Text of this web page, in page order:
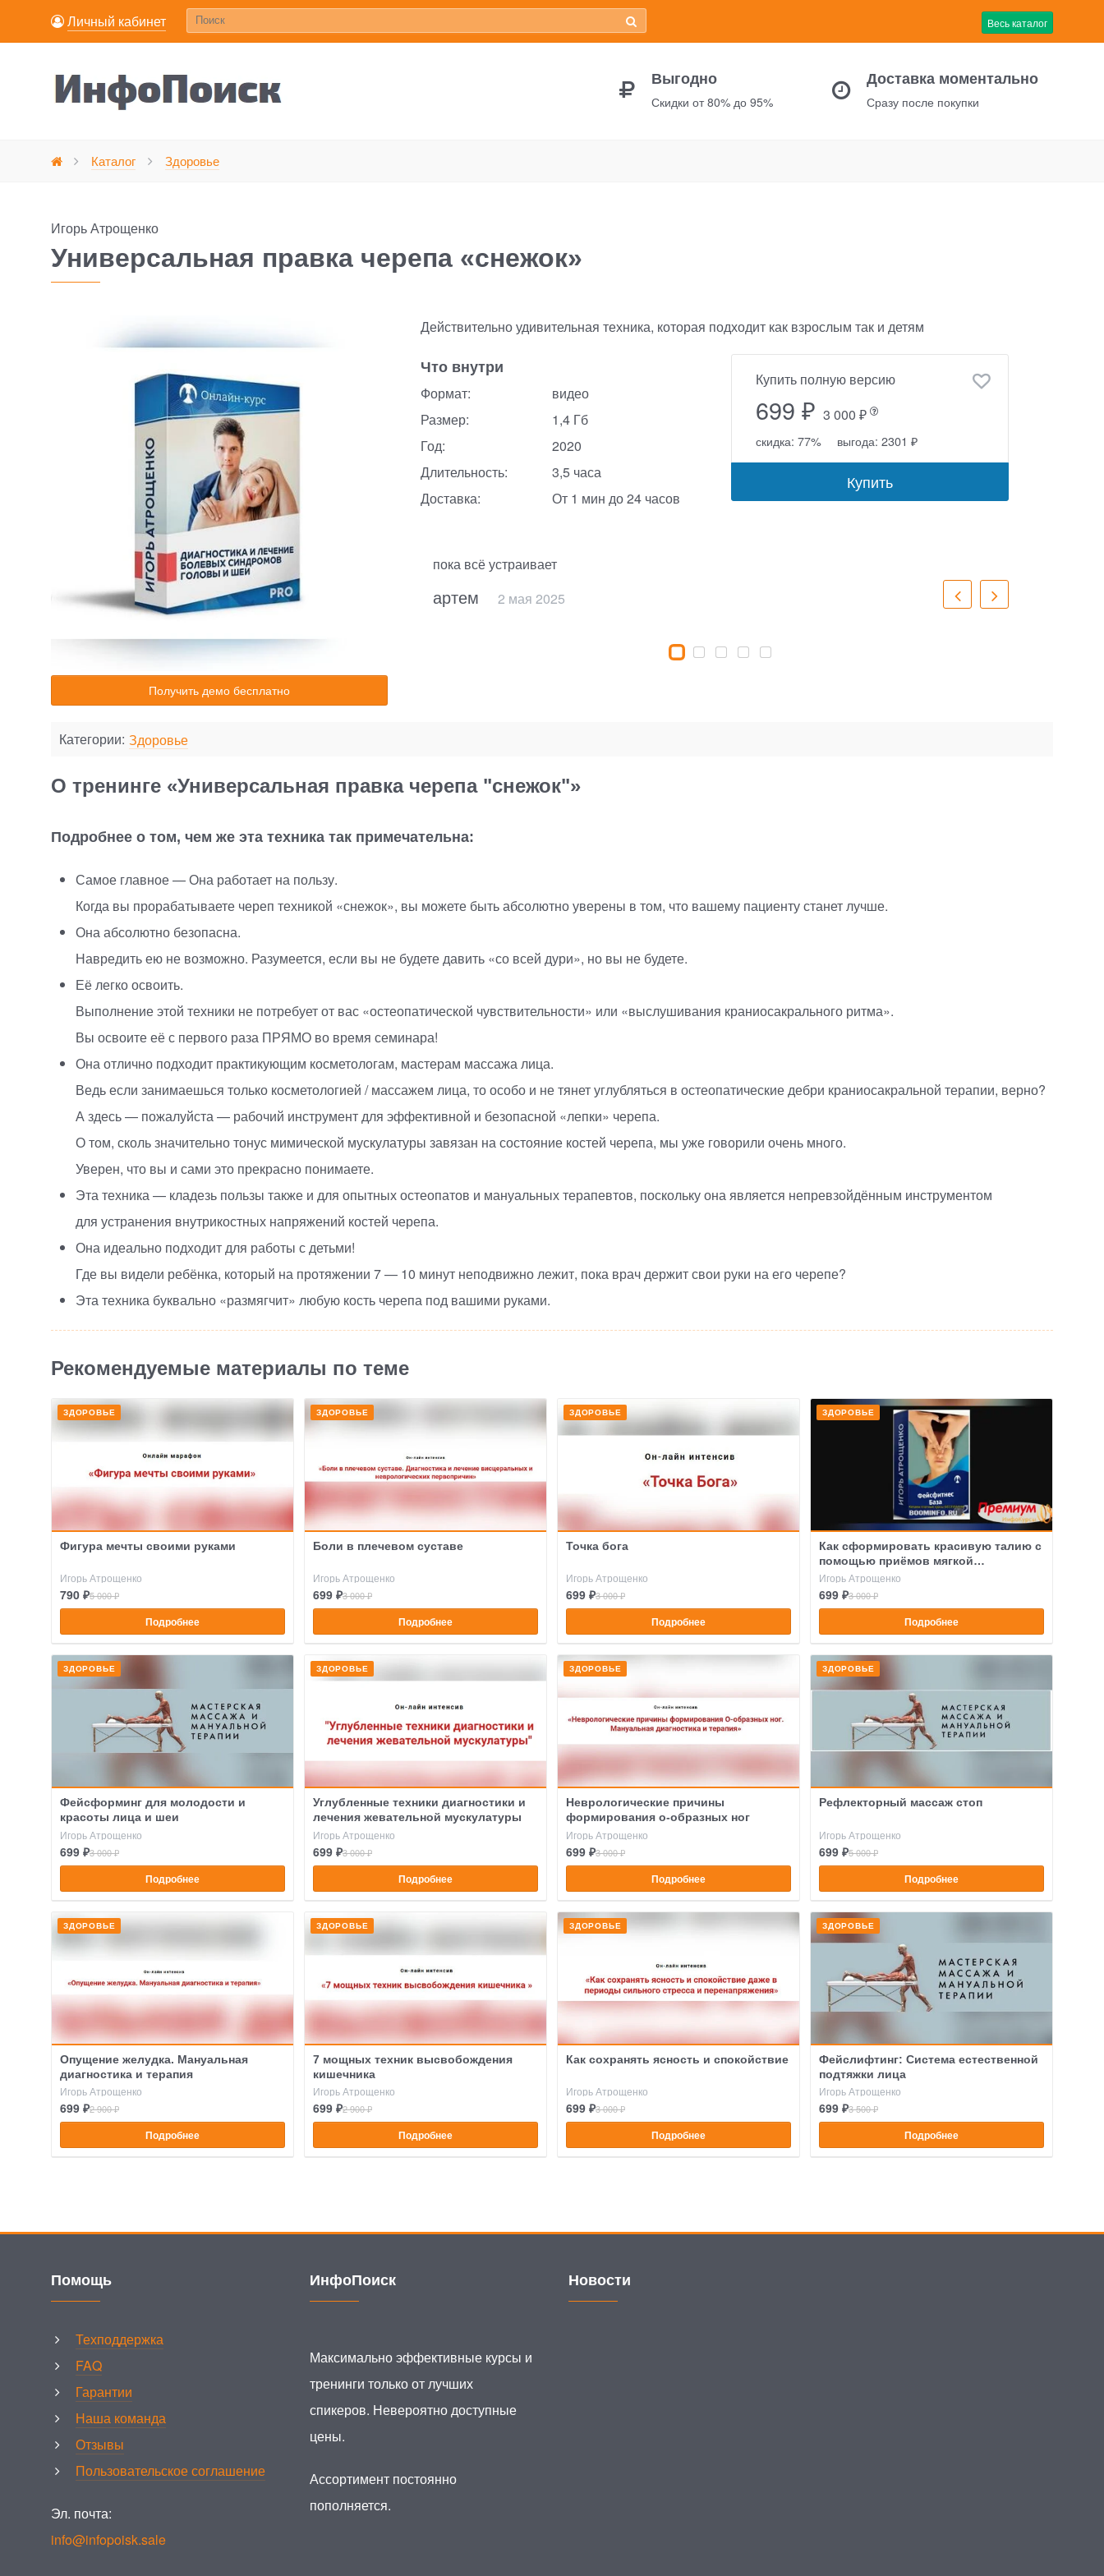
Личный кабинет Весь каталог
Выгодно
Скидки от 80% до 95%
Доставка моментально
Сразу после покупки
Каталог Здоровье
Игорь Атрощенко
Универсальная правка черепа «снежок»
Получить демо бесплатно
Действительно удивительная техника, которая подходит как взрослым так и детям
Купить полную версию
699 ₽ 3 000 ₽
скидка: 77% выгода: 2301 ₽
Купить
Что внутри
Формат:
видео
Размер:
1,4 Гб
Год:
2020
Длительность:
3,5 часа
Доставка:
От 1 мин до 24 часов
пока всё устраивает
артем 2 мая 2025
14 февраля 2025
22 января 2025
28 декабря 2025
Категории: Здоровье
О тренинге «Универсальная правка черепа "снежок"»
Подробнее о том, чем же эта техника так примечательна:
Самое главное — Она работает на пользу.
Когда вы прорабатываете череп техникой «снежок», вы можете быть абсолютно уверены в том, что вашему пациенту станет лучше.
Она абсолютно безопасна.
Навредить ею не возможно. Разумеется, если вы не будете давить «со всей дури», но вы не будете.
Её легко освоить.
Выполнение этой техники не потребует от вас «остеопатической чувствительности» или «выслушивания краниосакрального ритма».
Вы освоите её с первого раза ПРЯМО во время семинара!
Она отлично подходит практикующим косметологам, мастерам массажа лица.
Ведь если занимаешься только косметологией / массажем лица, то особо и не тянет углубляться в остеопатические дебри краниосакральной терапии, верно?
А здесь — пожалуйста — рабочий инструмент для эффективной и безопасной «лепки» черепа.
О том, сколь значительно тонус мимической мускулатуры завязан на состояние костей черепа, мы уже говорили очень много.
Уверен, что вы и сами это прекрасно понимаете.
Эта техника — кладезь пользы также и для опытных остеопатов и мануальных терапевтов, поскольку она является непревзойдённым инструментом
для устранения внутрикостных напряжений костей черепа.
Она идеально подходит для работы с детьми!
Где вы видели ребёнка, который на протяжении 7 — 10 минут неподвижно лежит, пока врач держит свои руки на его черепе?
Эта техника буквально «размягчит» любую кость черепа под вашими руками.
Рекомендуемые материалы по теме
ЗДОРОВЬЕ
Фигура мечты своими руками
Игорь Атрощенко
790 ₽5 000 ₽
Подробнее
ЗДОРОВЬЕ
Боли в плечевом суставе
Игорь Атрощенко
699 ₽3 000 ₽
Подробнее
ЗДОРОВЬЕ
Точка бога
Игорь Атрощенко
699 ₽3 000 ₽
Подробнее
ЗДОРОВЬЕ
Как сформировать красивую талию с
помощью приёмов мягкой
мануальной терапии
Игорь Атрощенко
699 ₽3 000 ₽
Подробнее
ЗДОРОВЬЕ
Фейсформинг для молодости и
красоты лица и шеи
Игорь Атрощенко
699 ₽3 000 ₽
Подробнее
ЗДОРОВЬЕ
Углубленные техники диагностики и
лечения жевательной мускулатуры
Игорь Атрощенко
699 ₽3 000 ₽
Подробнее
ЗДОРОВЬЕ
Неврологические причины
формирования о-образных ног
Игорь Атрощенко
699 ₽3 000 ₽
Подробнее
ЗДОРОВЬЕ
Рефлекторный массаж стоп
Игорь Атрощенко
699 ₽5 000 ₽
Подробнее
ЗДОРОВЬЕ
Опущение желудка. Мануальная
диагностика и терапия
Игорь Атрощенко
699 ₽2 900 ₽
Подробнее
ЗДОРОВЬЕ
7 мощных техник высвобождения
кишечника
Игорь Атрощенко
699 ₽2 900 ₽
Подробнее
ЗДОРОВЬЕ
Как сохранять ясность и спокойствие
Игорь Атрощенко
699 ₽3 000 ₽
Подробнее
ЗДОРОВЬЕ
Фейслифтинг: Система естественной
подтяжки лица
Игорь Атрощенко
699 ₽3 500 ₽
Подробнее
Помощь
Техподдержка
FAQ
Гарантии
Наша команда
Отзывы
Пользовательское соглашение
Эл. почта:
info@infopoisk.sale
ИнфоПоиск
Максимально эффективные курсы и
тренинги только от лучших
спикеров. Невероятно доступные
цены.
Ассортимент постоянно
пополняется.
Новости